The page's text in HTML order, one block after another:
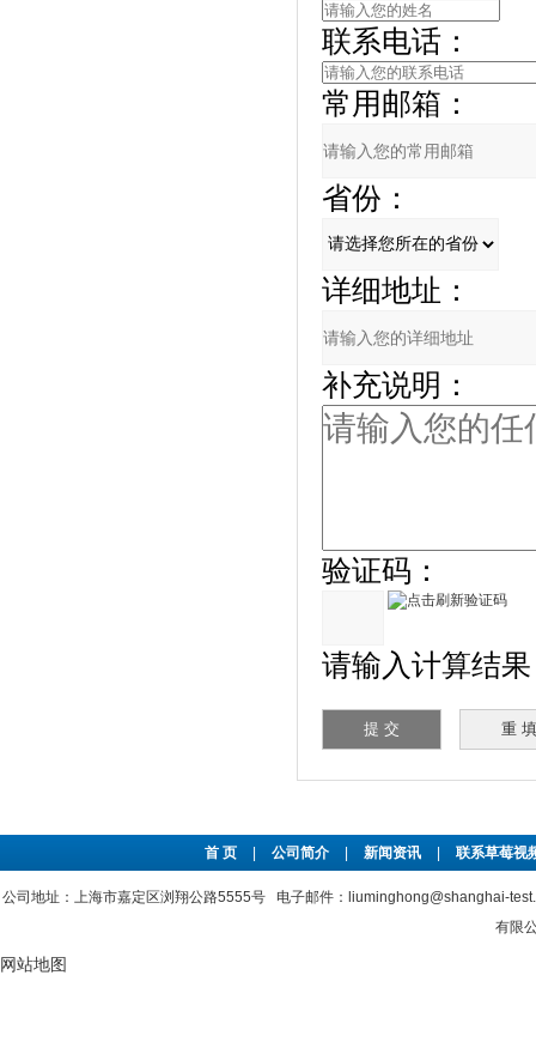
联系电话：
常用邮箱：
省份：
详细地址：
补充说明：
验证码：
请输入计算结果
首 页 公司简介 新闻资讯 联系草莓视
公司地址：上海市嘉定区浏翔公路5555号 电子邮件：liuminghong@shanghai-
有限公
网站地图